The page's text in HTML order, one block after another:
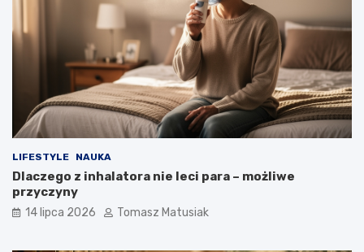
LIFESTYLE NAUKA
Dlaczego z inhalatora nie leci para – możliwe
przyczyny
14 lipca 2026 Tomasz Matusiak